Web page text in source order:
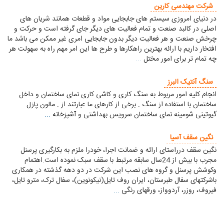
شرکت مهندسی کارین
در دنیای امروزی سیستم های جابجایی مواد و قطعات همانند شریان های
اصلی در کالبد صنعت و تمام فعالیت های دیگر جای گرفته است و حرکت و
چرخش صنعت و هر فعالیت دیگر بدون جابجایی امری غیر ممکن می باشد ما
افتخار داریم با ارائه بهترین راهکارها و طرح ها این امر مهم راه به سهولت هر
چه تمام تر برای امور مختل ...
سنگ آنتیک البرز
انجام کلیه امور مربوط به سنگ کاری و کاشی کاری نمای ساختمان و داخل
ساختمان با استفاده از سنگ : برخی از کارهای ما عبارتند از : مالون پازل
گیوتینی شومینه نمای ساختمان سرویس بهداشتی و آشپزخانه ...
نگین سقف آسیا
نگین سقف درراستای ارائه و ضمانت اجرا، خودرا ملزم به بکارگیری پرسنل
مجرب با بیش از 24سال سابقه مرتبط با سقف سبک نموده است.اهتمام
وکوشش پرسنل و گروه های نصب این شرکت در دو دهه گذشته در همکاری
باشرکتهای سفال طبرستان، ایران روف تایل(نیکونوین)، سفال ترک، مترو تایل،
فیروف، روزر، آردوواز، ورقهای رنگی ...